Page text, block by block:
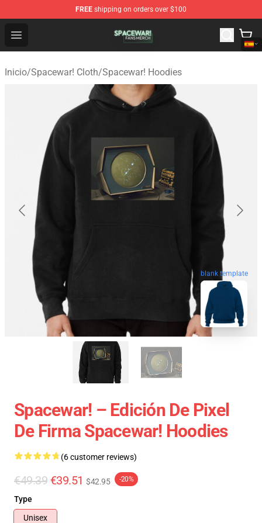
FREE shipping on orders over $100
Open menu
Spacewar! Shop - Official Spacewar! Merchandise Store
Inicio/Spacewar! Cloth/Spacewar! Hoodies
blank template
Spacewar! – Edición De Pixel
De Firma Spacewar! Hoodies
(6 customer reviews)
€49.39 €39.51 $42.95 -20%
Type
Unisex